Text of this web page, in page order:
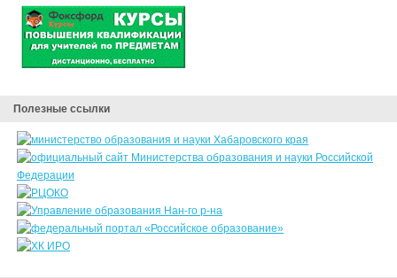
Полезные ссылки